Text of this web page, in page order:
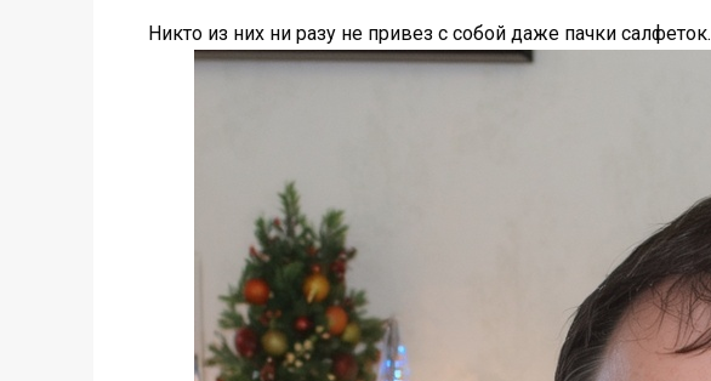
Никто из них ни разу не привез с собой даже пачки салфеток.